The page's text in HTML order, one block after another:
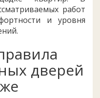
работ
и уровня
дверей